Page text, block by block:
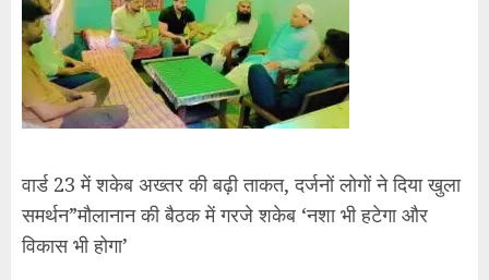
वार्ड 23 में शकेब अख्तर की बढ़ी ताकत, दर्जनों लोगों ने दिया खुला
समर्थन”मौलानान की बैठक में गरजे शकेब ‘नशा भी हटेगा और
विकास भी होगा’